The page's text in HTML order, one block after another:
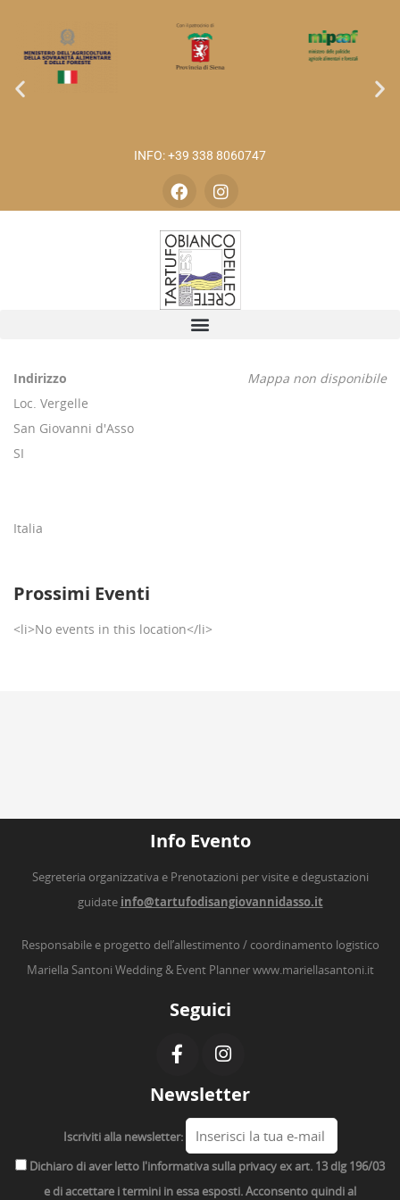
INFO: +39 338 8060747
Mappa non disponibile
Indirizzo
Loc. Vergelle
San Giovanni d'Asso
SI
Italia
Prossimi Eventi
<li>No events in this location</li>
Info Evento
Segreteria organizzativa e Prenotazioni per visite e degustazioni
guidate info@tartufodisangiovannidasso.it
Responsabile e progetto dell’allestimento / coordinamento logistico
Mariella Santoni Wedding & Event Plannerwww.mariellasantoni.it
Seguici
Newsletter
Iscriviti alla newsletter:
Dichiaro di aver letto l'informativa sulla privacy ex art. 13 dlg 196/03
e di accettare i termini in essa esposti. Acconsento quindi al